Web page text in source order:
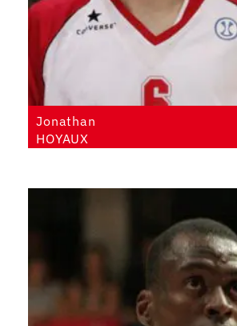
Jonathan
HOYAUX